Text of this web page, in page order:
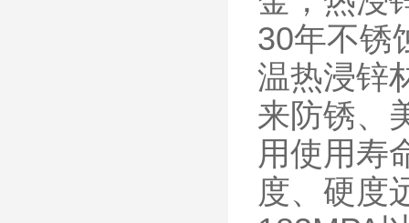
30年不锈
温热浸锌
来防锈、
用使用寿
度、硬度